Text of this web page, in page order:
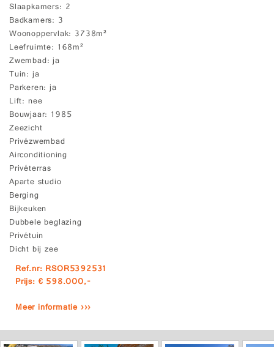
Slaapkamers 2
Badkamers 3
Woonoppervlak 3738m²
Leefruimte 168m²
Zwembad ja
Tuin ja
Parkeren ja
Lift nee
Bouwjaar 1985
Zeezicht
Privézwembad
Airconditioning
Privéterras
Aparte studio
Berging
Bijkeuken
Dubbele beglazing
Privétuin
Dicht bij zee
Ref.nr: RSOR5392531
Prijs: € 598.000,-
Meer informatie ›››